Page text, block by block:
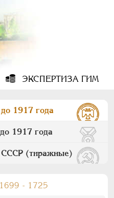
ЭКСПЕРТИЗА ГИМ
1917 года
1917 года
(тиражные)
1699 - 1725